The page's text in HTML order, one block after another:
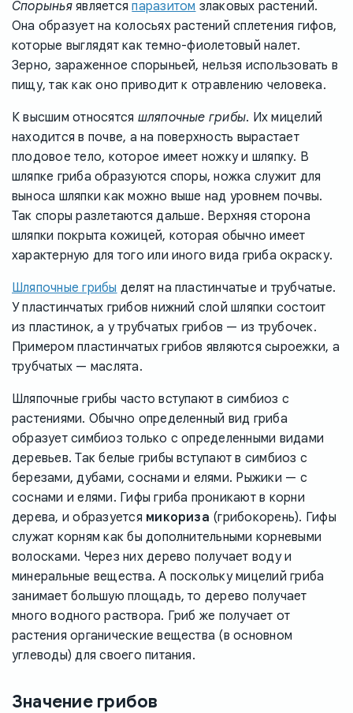
Спорыньяявляетсяпаразитом злаковых растений.
Она образует на колосьях растений сплетения гифов,
которые выглядят как темно-фиолетовый налет.
Зерно, зараженное спорыньей, нельзя использовать в
пищу, так как оно приводит к отравлению человека.
К высшим относятся шляпочные грибы. Их мицелий
находится в почве, а на поверхность вырастает
плодовое тело, которое имеет ножку и шляпку. В
шляпке гриба образуются споры, ножка служит для
выноса шляпки как можно выше над уровнем почвы.
Так споры разлетаются дальше. Верхняя сторона
шляпки покрыта кожицей, которая обычно имеет
характерную для того или иного вида гриба окраску.
Шляпочные грибы делят на пластинчатые и трубчатые.
У пластинчатых грибов нижний слой шляпки состоит
из пластинок, а у трубчатых грибов — из трубочек.
Примером пластинчатых грибов являются сыроежки, а
трубчатых — маслята.
Шляпочные грибы часто вступают в симбиоз с
растениями. Обычно определенный вид гриба
образует симбиоз только с определенными видами
деревьев. Так белые грибы вступают в симбиоз с
березами, дубами, соснами и елями. Рыжики — с
соснами и елями. Гифы гриба проникают в корни
дерева, и образуется микориза (грибокорень). Гифы
служат корням как бы дополнительными корневыми
волосками. Через них дерево получает воду и
минеральные вещества. А поскольку мицелий гриба
занимает большую площадь, то дерево получает
много водного раствора. Гриб же получает от
растения органические вещества (в основном
углеводы) для своего питания.
Значение грибов